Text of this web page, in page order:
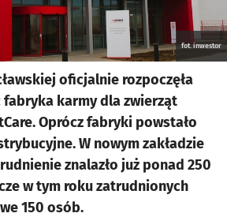
fot. inwestor
oficjalnie rozpoczęła
fabryka karmy dla zwierząt
Oprócz fabryki powstało
W nowym zakładzie
znalazło już ponad 250
w tym roku zatrudnionych
150 osób.